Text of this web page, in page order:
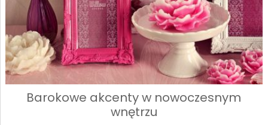
Barokowe akcenty w nowoczesnym
wnętrzu